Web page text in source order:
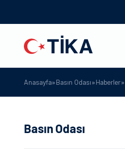
Anasayfa»Basın Odası»Haberler»
Basın Odası